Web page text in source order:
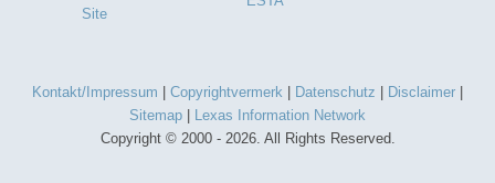
Kontakt/Impressum Copyrightvermerk Datenschutz Disclaimer
Sitemap
Lexas Information Network
Copyright © 2000 - 2026. All Rights Reserved.